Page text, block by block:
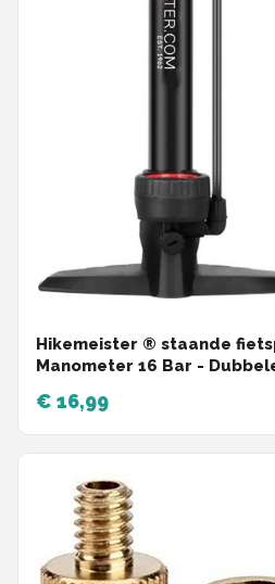
Hikemeister ® staande
Manometer 16 Bar -
€ 16,99